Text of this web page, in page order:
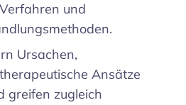
und
Ursachen,
Ansätze
greifen zugleich